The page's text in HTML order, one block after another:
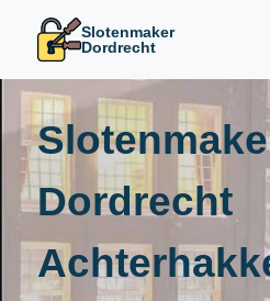
Slotenmaker
Dordrecht
Dordrecht